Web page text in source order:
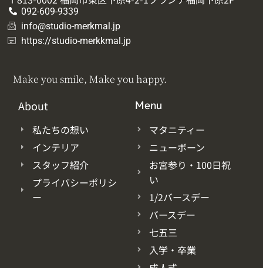
092-609-9339
info@studio-merkmal.jp
https://studio-merkkmal.jp
Make you smile, Make you happy.
About
私たちの想い
インテリア
スタッフ紹介
プライバシーポリシ
ー
Menu
マタニティー
ニューボーン
お宮参り・100日祝
い
1/2バースデー
バースデー
七五三
入学・卒業